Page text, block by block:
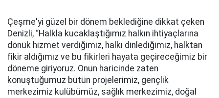
Çeşme'yi güzel bir dönem beklediğine dikkat çeken
Denizli, “Halkla kucaklaştığımız halkın ihtiyaçlarına
dönük hizmet verdiğimiz, halkı dinlediğimiz, halktan
fikir aldığımız ve bu fikirleri hayata geçireceğimiz bir
döneme giriyoruz. Onun haricinde zaten
konuştuğumuz bütün projelerimiz, gençlik
merkezimiz kulübümüz, sağlık merkezimiz, doğal